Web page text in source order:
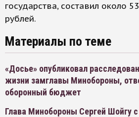
государства, составил около
рублей.
Материалы по теме
«Досье» опубликовал
жизни замглавы Минобороны,
оборонный бюджет
Глава Минобороны Сергей Шойгу